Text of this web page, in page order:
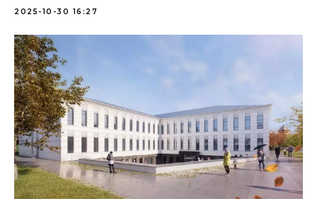
2025-10-30 16:27